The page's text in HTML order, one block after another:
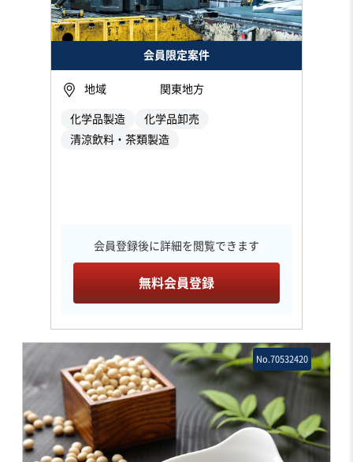
会員限定案件
地域 関東地方
化学品製造
化学品卸売
清涼飲料・茶類製造
会員登録後に詳細を閲覧できます
無料会員登録
No.70532420